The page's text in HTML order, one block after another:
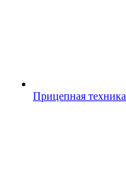
Прицепная техника